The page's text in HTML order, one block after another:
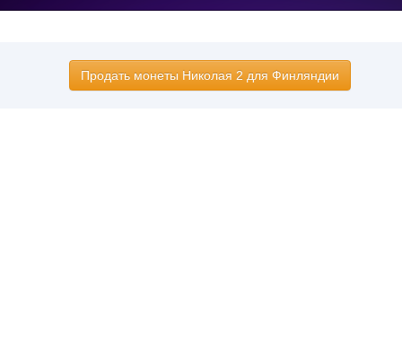
Продать монеты Николая 2 для Финляндии